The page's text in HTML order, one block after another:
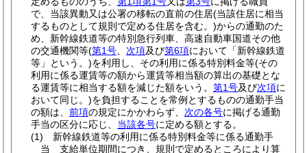
で、当該異動又は公署の移転の直前の住居(当該住居に相当
するものとして規則で定める住居を含む。)からの通勤のた
め、新幹線鉄道等の特別急行列車、高速自動車国道その他
の交通機関等(第1号 次項及び第6項において「新幹線鉄道
等」という。)を利用し、その利用に係る特別料金等(その
利用に係る運賃等の額から運賃等相当額の算出の基礎とな
る運賃等に相当する額を減じた額をいう。 第1号及び次項に
おいて同じ。)を負担することを常例とするものの通勤手当
の額は、 前項の規定にかかわらず、 次の各号に掲げる通勤
手当の区分に応じ、 当該各号に定める額とする。
(1)
新幹線鉄道等の利用に係る特別料金等に係る通勤手
当 支給単位期間につき、規則で定めるところにより算